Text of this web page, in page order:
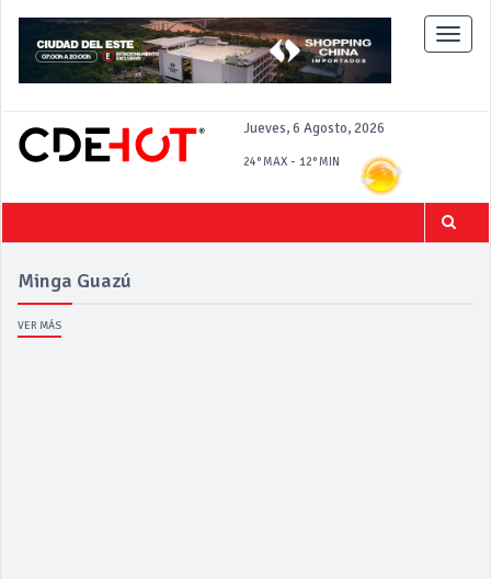
Jueves, 6 Agosto, 2026
24°MAX - 12°MIN
Toggle
Minga Guazú
VER MÁS